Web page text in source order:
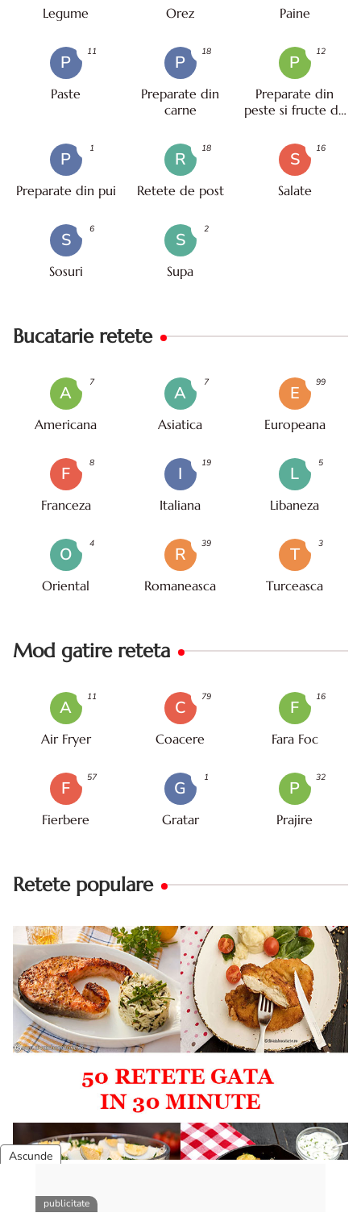
Legume Orez Paine
P
Paste
11
P
Preparate din
carne
18
P
Preparate din
peste si fructe de
12
P
Preparate din pui
1
R
Retete de post
18
S
Salate
16
S
Sosuri
6
S
Supa
2
Bucatarie retete
A
Americana
7
A
Asiatica
7
E
Europeana
99
F
Franceza
8
I
Italiana
19
L
Libaneza
5
O
Oriental
4
R
Romaneasca
39
T
Turceasca
3
Mod gatire reteta
A
Air Fryer
11
C
Coacere
79
F
Fara Foc
16
F
Fierbere
57
G
Gratar
1
P
Prajire
32
Retete populare